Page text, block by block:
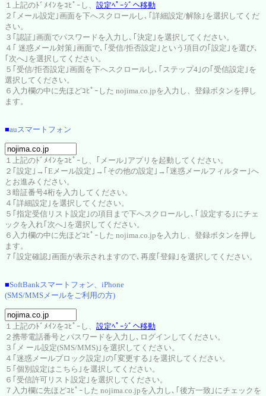
１上記のﾄﾞﾒｲﾝをｺﾋﾟｰし、 設定ﾍﾟｰｼﾞへ移動
２｢メール設定｣画面を下へスクロールし､｢詳細設定/解除｣を選択してくだ
さい。
３｢認証｣画面でパスワードを入力し､｢決定｣を選択してください。
４｢ 迷惑メール対策｣画面で､｢受信/拒否設定｣という項目の｢設定｣を選び､
｢次へ｣を選択してください。
５｢受信/拒否設定｣画面を下へスクロールし､｢ステップ4｣の｢受信設定｣を
選択してください。
６入力欄の中に先ほどｺﾋﾟｰした nojima.co.jpを入力し、登録ボタンを押し
ます。
■auスマートフォン
１上記のﾄﾞﾒｲﾝをｺﾋﾟｰし、｢メール｣アプリを起動してください。
２｢設定｣→｢Eメール設定｣→｢その他の設定｣→｢迷惑メールフィルター｣へ
とお進みください。
３暗証番号4桁を入力してください。
４｢詳細設定｣を選択してください。
５｢指定受信リスト設定｣の項目まで下へスクロールし､｢ 設定する｣にチェ
ックを入れ｢次へ｣を選択してください。
６入力欄の中に先ほどｺﾋﾟｰした nojima.co.jpを入力し、登録ボタンを押し
ます。
７｢設定確認｣画面が表示されますので､再度｢登録｣を選択してください。
■SoftBankスマートフォン、iPhone
(SMS/MMSメールをご利用の方)
１上記のﾄﾞﾒｲﾝをｺﾋﾟｰし、 設定ﾍﾟｰｼﾞへ移動
２携帯電話番号とパスワードを入力し､ログインしてください。
３｢メ ール設定(SMS/MMS)｣を選択してください。
４｢迷惑メールブロック設定｣の｢変更する｣を選択してください。
５｢個別設定はこちら｣を選択してください。
６｢受信許可リスト設定｣を選択してください。
７入力欄に先ほどｺﾋﾟｰした nojima.co.jpを入力し､｢後方一致｣にチェックを